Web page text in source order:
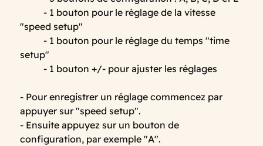
- 1 bouton pour le réglage de la vitesse
"speed setup"
- 1 bouton pour le réglage du temps "time
setup"
- 1 bouton +/- pour ajuster les réglages
- Pour enregistrer un réglage commencez par
appuyer sur "speed setup".
- Ensuite appuyez sur un bouton de
configuration, par exemple "A".